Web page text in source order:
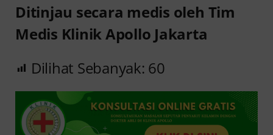
Ditinjau secara medis oleh Tim
Medis Klinik Apollo Jakarta
Dilihat Sebanyak: 60